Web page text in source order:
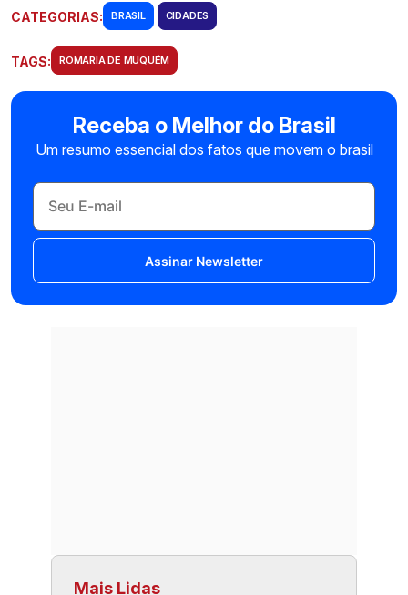
CATEGORIAS: BRASIL CIDADES
TAGS: ROMARIA DE MUQUÉM
Receba o Melhor do Brasil
Um resumo essencial dos fatos que movem o brasil
Assinar Newsletter
Mais Lidas